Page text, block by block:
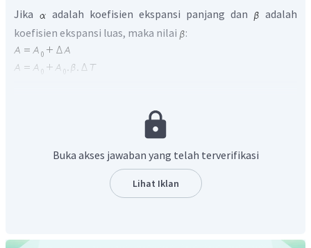
Jika adalah koefisien ekspansi panjang dan
adalah
koefisien ekspansi luas, maka nilai
:
atau
Dengan menggunakan binomial Newton dapat diketahui:
Buka akses jawaban yang telah terverifikasi
Lihat Iklan